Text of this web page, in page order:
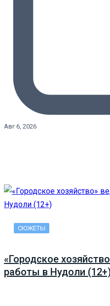
Авг 6, 2026
СЮЖЕТЫ
«Городское
работы в Нудоли